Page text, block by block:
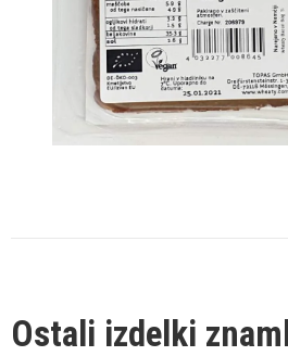
Ostali izdelki